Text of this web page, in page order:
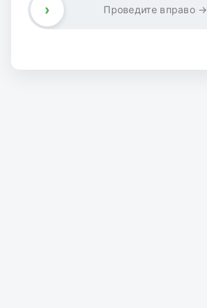
Проведите вправо →
›